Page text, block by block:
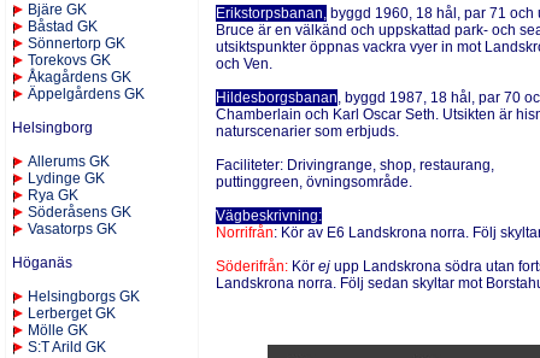
Bjäre GK
Båstad GK
Sönnertorp GK
Torekovs GK
Åkagårdens GK
Äppelgårdens GK
Helsingborg
Allerums GK
Lydinge GK
Rya GK
Söderåsens GK
Vasatorps GK
Höganäs
Helsingborgs GK
Lerberget GK
Mölle GK
S:T Arild GK
Erikstorpsbanan, byggd 1960, 18 hål, par 71
Bruce är en välkänd och uppskattad park- och
utsiktspunkter öppnas vackra vyer in mot
och Ven.
Hildesborgsbanan, byggd 1987, 18 hål, par 70
Chamberlain och Karl Oscar Seth. Utsikten är
naturscenarier som erbjuds.
Faciliteter: Drivingrange, shop, restaurang,
puttinggreen, övningsområde.
Vägbeskrivning:
Norrifrån: Kör av E6 Landskrona norra. Följ
Söderifrån: Kör ej upp Landskrona södra utan
Landskrona norra. Följ sedan skyltar mot